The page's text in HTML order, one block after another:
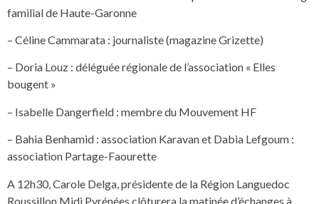
familial de Haute-Garonne
– Céline Cammarata : journaliste (magazine Grizette)
– Doria Louz : déléguée régionale de l’association « Elles
bougent »
– Isabelle Dangerfield : membre du Mouvement HF
– Bahia Benhamid : association Karavan et Dabia Lefgoum :
association Partage-Faourette
A 12h30, Carole Delga, présidente de la Région Languedoc
Roussillon Midi Pyrénées clôturera la matinée d’échanges à